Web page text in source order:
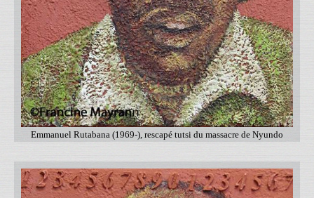
Emmanuel Rutabana (1969-), rescapé tutsi du massacre de Nyundo